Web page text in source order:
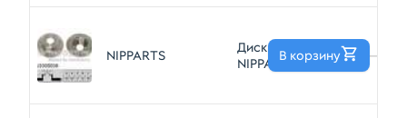
NIPPARTS
Диск тормозной
NIPPARTS
—
В корзину